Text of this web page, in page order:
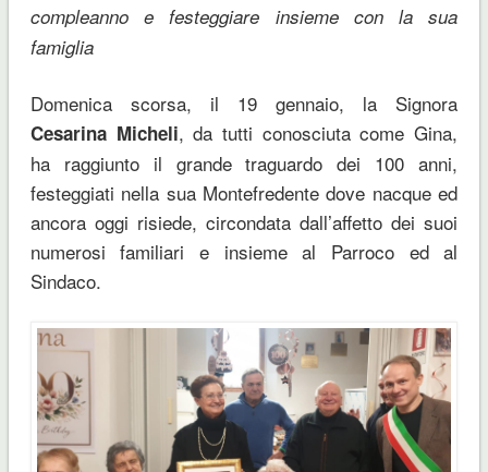
compleanno e festeggiare insieme con la sua
famiglia
Domenica scorsa, il 19 gennaio, la Signora
Cesarina Micheli, da tutti conosciuta come Gina,
ha raggiunto il grande traguardo dei 100 anni,
festeggiati nella sua Montefredente dove nacque ed
ancora oggi risiede, circondata dall’affetto dei suoi
numerosi familiari e insieme al Parroco ed al
Sindaco.